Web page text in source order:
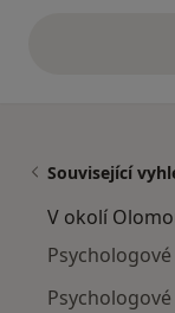
Související
V okolí